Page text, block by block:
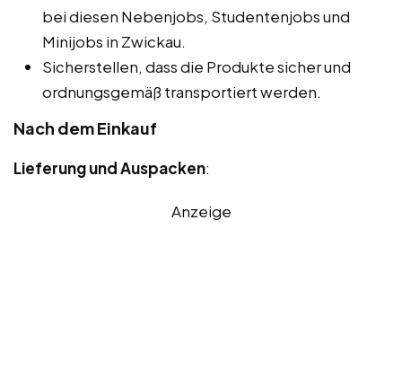
bei diesen Nebenjobs, Studentenjobs und
Minijobs in Zwickau.
Sicherstellen, dass die Produkte sicher und
ordnungsgemäß transportiert werden.
Nach dem Einkauf
Lieferung und Auspacken:
Anzeige